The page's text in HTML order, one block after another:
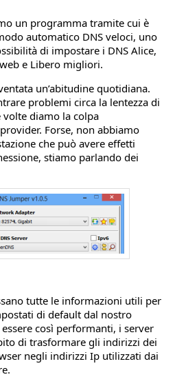
un programma tramite cui è
automatico DNS veloci, uno
di impostare i DNS Alice,
e Libero migliori.
un’abitudine quotidiana.
problemi circa la lentezza di
diamo la colpa
Forse, non abbiamo
che può avere effetti
stiamo parlando dei
tutte le informazioni utili per
di default dal nostro
così performanti, i server
di trasformare gli indirizzi dei
negli indirizzi Ip utilizzati dai